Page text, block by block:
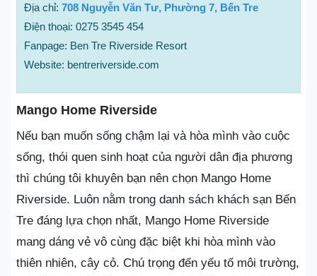
Địa chỉ: 708 Nguyễn Văn Tư, Phường 7, Bến Tre
Điện thoại: 0275 3545 454
Fanpage: Ben Tre Riverside Resort
Website: bentreriverside.com
Mango Home Riverside
Nếu bạn muốn sống chậm lại và hòa mình vào cuộc
sống, thói quen sinh hoạt của người dân địa phương
thì chúng tôi khuyên bạn nên chọn Mango Home
Riverside. Luôn nằm trong danh sách khách sạn Bến
Tre đáng lựa chọn nhất, Mango Home Riverside
mang dáng vẻ vô cùng đặc biệt khi hòa mình vào
thiên nhiên, cây cỏ. Chú trọng đến yếu tố môi trường,